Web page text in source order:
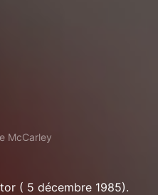
McCarley
( 5 décembre 1985).